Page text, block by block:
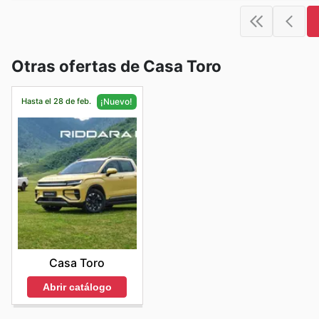
Otras ofertas de Casa Toro
Hasta el 28 de feb. ¡Nuevo!
Casa Toro
Abrir catálogo